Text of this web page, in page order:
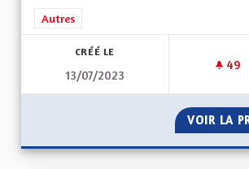
Filtrer les résultats de la catégorie :
Autres
CRÉÉ LE
13/07/2023
49
VOIR LA